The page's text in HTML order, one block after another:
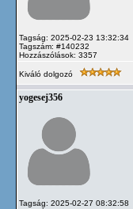
Tagság: 2025-02-23 13:32:34
Tagszám: #140232
Hozzászólások: 3357
Kiváló dolgozó
yogesej356
Tagság: 2025-02-27 08:32:58